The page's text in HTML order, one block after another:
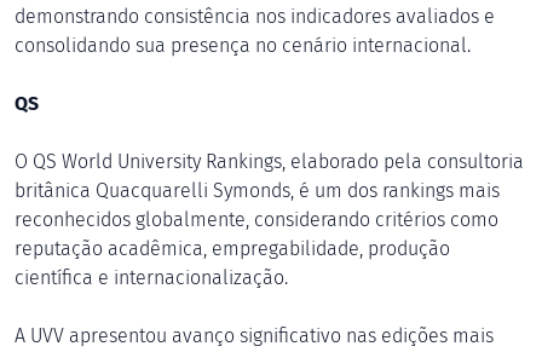
demonstrando consistência nos indicadores avaliados e
consolidando sua presença no cenário internacional.
QS
O QS World University Rankings, elaborado pela consultoria
britânica Quacquarelli Symonds, é um dos rankings mais
reconhecidos globalmente, considerando critérios como
reputação acadêmica, empregabilidade, produção
científica e internacionalização.
A UVV apresentou avanço significativo nas edições mais